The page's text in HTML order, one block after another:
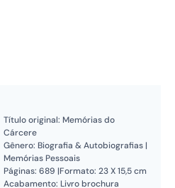
Título original: Memórias do
Cárcere
Gênero: Biografia & Autobiografias |
Memórias Pessoais
Páginas: 689 |Formato: 23 X 15,5 cm
Acabamento: Livro brochura